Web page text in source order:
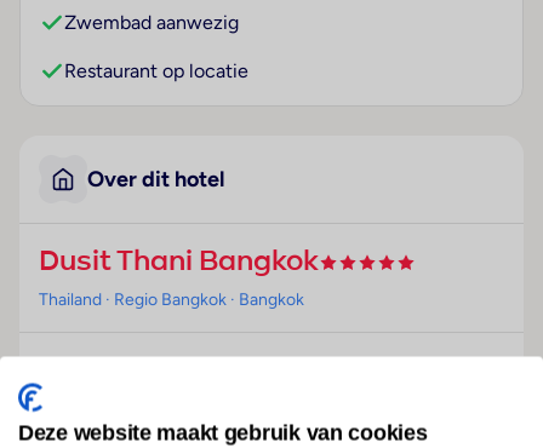
Zwembad aanwezig
Restaurant op locatie
Over dit hotel
Dusit Thani Bangkok
Thailand · Regio Bangkok · Bangkok
Dit stadshotel ligt in het hart van de amusements-,
zaken- en winkelwijken van Bangkok, vlakbij het
Deze website maakt gebruik van cookies